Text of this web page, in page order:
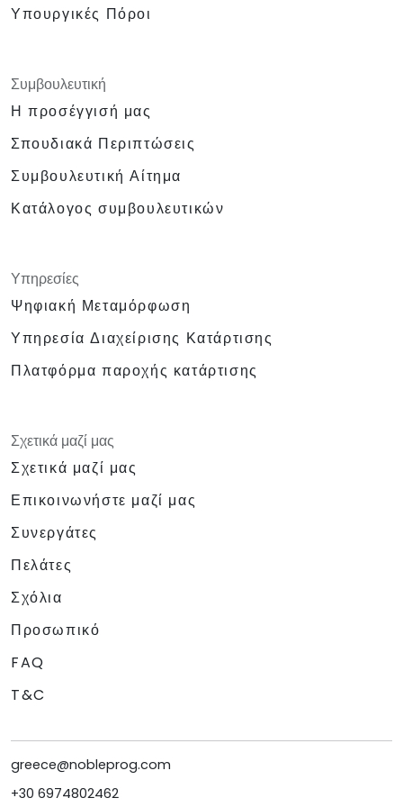
Υπουργικές Πόροι
Συμβουλευτική
Η προσέγγισή μας
Σπουδιακά Περιπτώσεις
Συμβουλευτική Αίτημα
Κατάλογος συμβουλευτικών
Υπηρεσίες
Ψηφιακή Μεταμόρφωση
Υπηρεσία Διαχείρισης Κατάρτισης
Πλατφόρμα παροχής κατάρτισης
Σχετικά μαζί μας
Σχετικά μαζί μας
Επικοινωνήστε μαζί μας
Συνεργάτες
Πελάτες
Σχόλια
Προσωπικό
FAQ
T&C
greece@nobleprog.com
+30 6974802462